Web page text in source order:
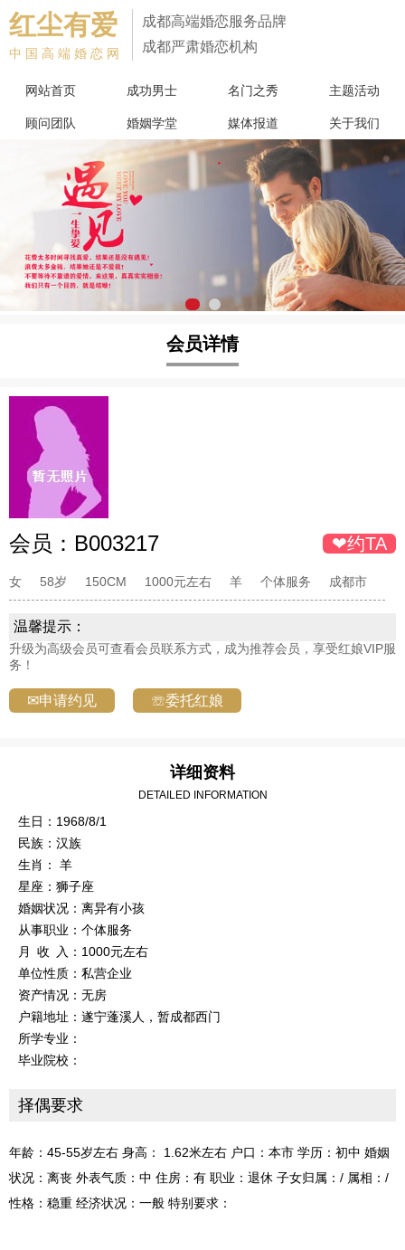
红尘有爱
中国高端婚恋网
成都高端婚恋服务品牌
成都严肃婚恋机构
网站首页 成功男士 名门之秀 主题活动
顾问团队 婚姻学堂 媒体报道 关于我们
会员详情
会员： B003217 ❤约TA
女 58岁 150CM 1000元左右 羊 个体服务 成都市
温馨提示：
升级为高级会员可查看会员联系方式，成为推荐会员，享受红娘VIP服
务！
✉申请约见 ☏委托红娘
详细资料
DETAILED INFORMATION
生日：1968/8/1
民族：汉族
生肖： 羊
星座：狮子座
婚姻状况：离异有小孩
从事职业：个体服务
月 收 入：1000元左右
单位性质：私营企业
资产情况：无房
户籍地址：遂宁蓬溪人，暂成都西门
所学专业：
毕业院校：
择偶要求
年龄：45-55岁左右 身高： 1.62米左右 户口：本市 学历：初中 婚姻
状况：离丧 外表气质：中 住房：有 职业：退休 子女归属：/ 属相：/
性格：稳重 经济状况：一般 特别要求：